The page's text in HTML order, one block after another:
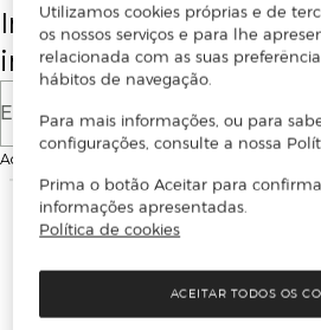
Insira o seu email para
iniciar sessão.
E-mail
Ao continuar, aceitas as
Utilizamos cookies próprias e de
os nossos serviços e para lhe
relacionada com as suas
hábitos de navegação.
Para mais informações, ou para
configurações, consulte a nossa
Prima o botão Aceitar para
informações apresentadas.
Política de cookies
ACEITAR TODOS OS